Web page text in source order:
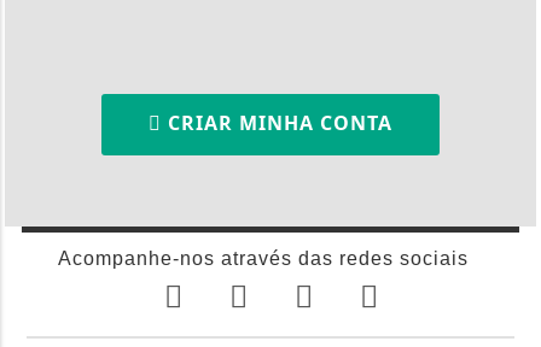
CRIAR MINHA CONTA
Acompanhe-nos através das redes sociais